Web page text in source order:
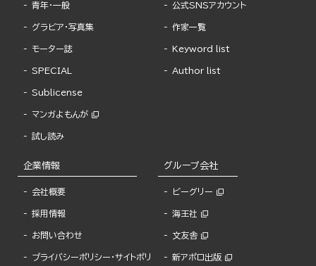
青年・一般
グラビア・写真集
モーター誌
SPECIAL
Sublicense
マンガよもんが
試し読み
公式SNSアカウント
作家一覧
Keyword list
Author list
企業情報
会社概要
採用情報
お問い合わせ
プライバシーポリシー・サイトポリ
グループ会社
ビーグリー
海王社
文友舎
新アポロ出版